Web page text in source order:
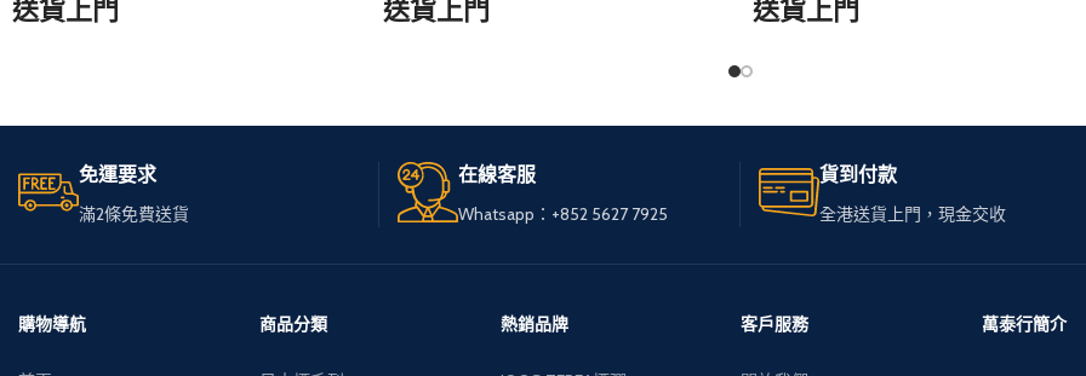
送貨上門
我們服務全港，送貨快速可
讓您享受高品質私煙。
多種品牌和款式供您選擇，
送貨上門
我們服務全港，送貨快速可
靠，
讓您享受高品質私煙。
多種品牌和款式供您選擇，
送貨上門
我們服務全港，送貨快速可
靠，
讓您享受高品質私煙。
多種品牌和款式供您選擇，
免運要求
滿2條免費送貨
在線客服
Whatsapp：+852 5627 7925
貨到付款
全港送貨上門，現金交收
購物導航 商品分類 熱銷品牌 客戶服務 萬泰行簡介